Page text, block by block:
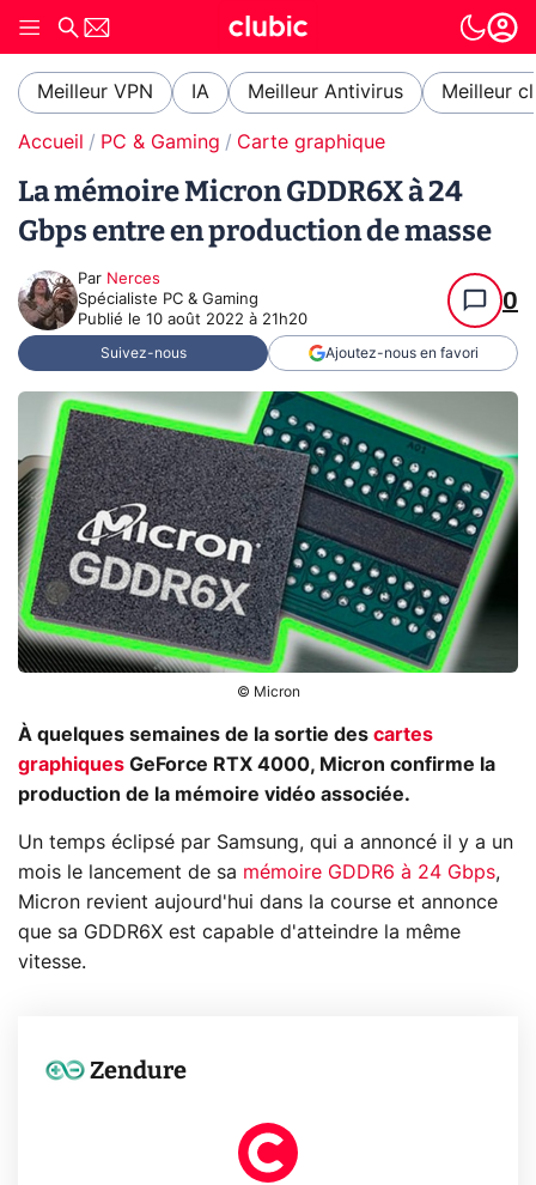
Meilleur VPN IA Meilleur Antivirus Meilleur
Accueil PC & Gaming Carte graphique
La mémoire Micron GDDR6X à 24
Gbps entre en production de masse
Par Nerces
Spécialiste PC & Gaming
Publié le 10 août 2022 à 21h20
0
Suivez-nous Ajoutez-nous en favori
© Micron
À quelques semaines de la sortie des cartes
graphiques GeForce RTX 4000, Micron confirme la
production de la mémoire vidéo associée.
Un temps éclipsé par Samsung, qui a annoncé il y a un
mois le lancement de sa mémoire GDDR6 à 24 Gbps,
Micron revient aujourd'hui dans la course et annonce
que sa GDDR6X est capable d'atteindre la même
vitesse.
Zendure